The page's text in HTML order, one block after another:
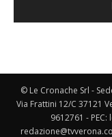
© Le Cronache Srl -
Via Frattini 12/C 37121
9612761 -